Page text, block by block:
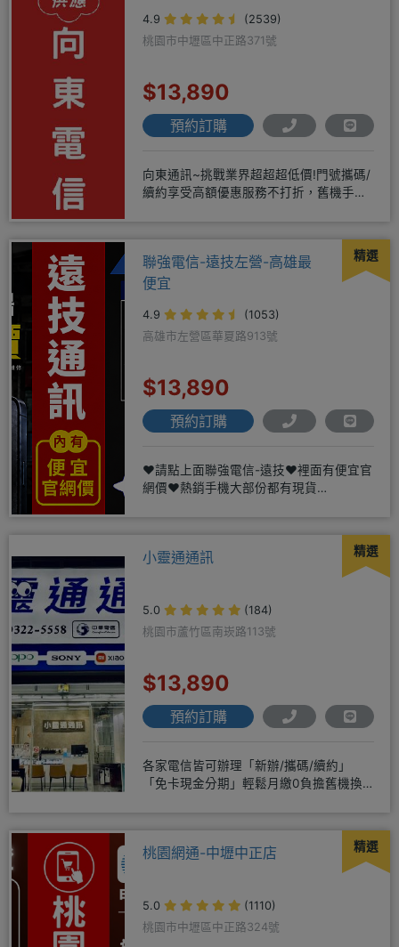
4.9
(2539)
桃園市中壢區中正路371號
$13,890
預約訂購
向東通訊~挑戰業界超超超低價!門號攜碼/
續約享受高額優惠服務不打折，舊機手機
精選
聯強電信-遠技左營-高雄最
便宜
4.9
(1053)
高雄市左營區華夏路913號
$13,890
預約訂購
❤️請點上面聯強電信-遠技❤️裡面有便宜官
網價❤️熱銷手機大部份都有現貨
精選
小靈通通訊
5.0
(184)
桃園市蘆竹區南崁路113號
$13,890
預約訂購
各家電信皆可辦理「新辦/攜碼/續約」
「免卡現金分期」輕鬆月繳0負擔舊機換
精選
桃園網通-中壢中正店
5.0
(1110)
桃園市中壢區中正路324號